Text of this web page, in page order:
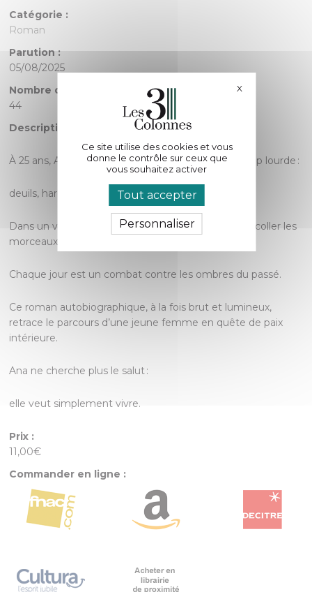
Catégorie :
Roman
Parution :
05/08/2025
Nombre de pages :
44
Description :
À 25 ans, Ana porte déjà les stigmates d’une vie trop lourde :
deuils, harcèlement, violences, silences.
Dans un village isolé de Dordogne, elle tente de recoller les
morceaux, seule face à ses blessures.
Chaque jour est un combat contre les ombres du passé.
Ce roman autobiographique, à la fois brut et lumineux,
retrace le parcours d’une jeune femme en quête de paix
intérieure.
Ana ne cherche plus le salut :
elle veut simplement vivre.
Prix :
11,00€
Commander en ligne :
Ce site utilise des cookies et vous
donne le contrôle sur ceux que
vous souhaitez activer
Tout accepter
Personnaliser
XMasquer le